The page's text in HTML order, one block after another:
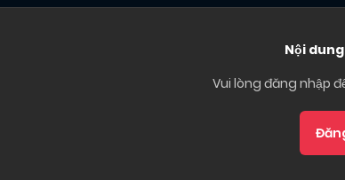
Nội
Vui lòng đăng nhập